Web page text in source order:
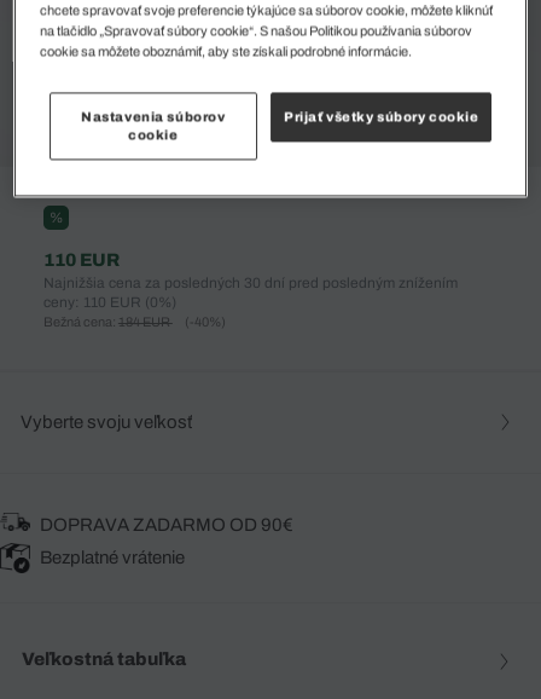
%
110 EUR
Najnižšia cena za posledných 30 dní pred posledným znížením
ceny: 110 EUR (0%)
Bežná cena: 184 EUR (-40%)
Vyberte svoju veľkosť
DOPRAVA ZADARMO OD 90€
Bezplatné vrátenie
Veľkostná tabuľka
chcete spravovať svoje preferencie týkajúce sa súborov cookie, môžete kliknúť
na tlačidlo „Spravovať súbory cookie“. S našou Politikou používania súborov
cookie sa môžete oboznámiť, aby ste získali podrobné informácie.
Nastavenia súborov
cookie
Prijať všetky súbory cookie